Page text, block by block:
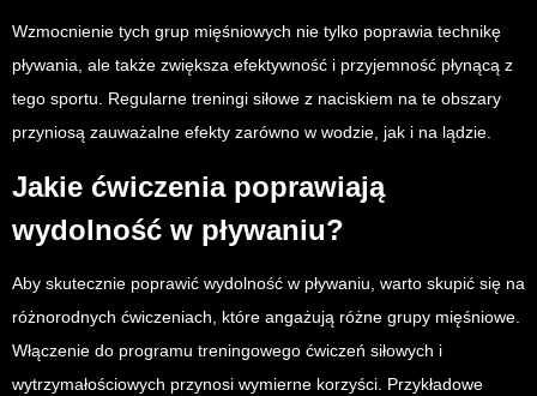
Wzmocnienie tych grup mięśniowych nie tylko poprawia technikę
pływania, ale także zwiększa efektywność i przyjemność płynącą z
tego sportu. Regularne treningi siłowe z naciskiem na te obszary
przyniosą zauważalne efekty zarówno w wodzie, jak i na lądzie.
Jakie ćwiczenia poprawiają
wydolność w pływaniu?
Aby skutecznie poprawić wydolność w pływaniu, warto skupić się na
różnorodnych ćwiczeniach, które angażują różne grupy mięśniowe.
Włączenie do programu treningowego ćwiczeń siłowych i
wytrzymałościowych przynosi wymierne korzyści. Przykładowe